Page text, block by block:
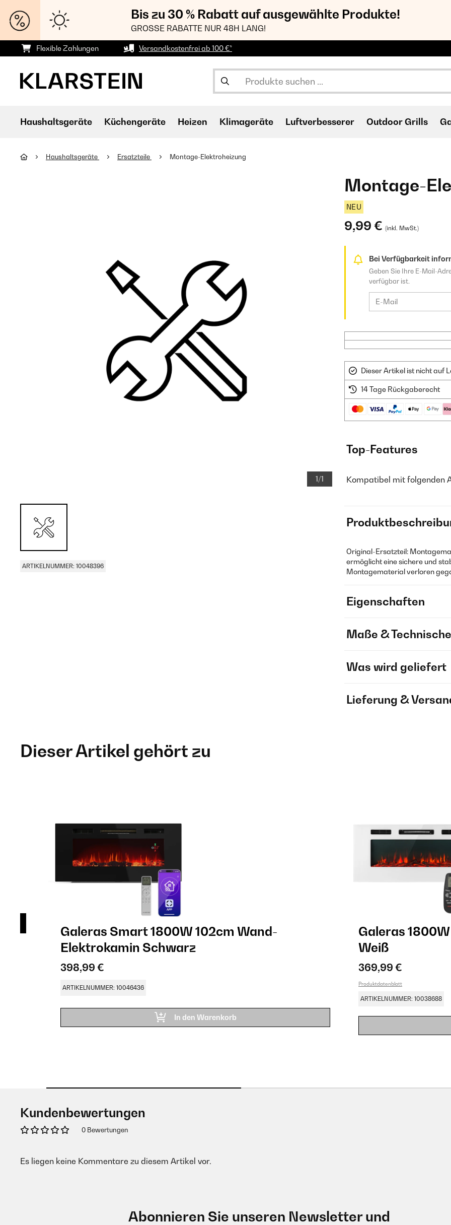
Bis zu 30 % Rabatt auf ausgewählte Produkte!
GROSSE RABATTE NUR 48H LANG!
Flexible Zahlungen Versandkostenfrei ab 100 €*
Haushaltsgeräte Küchengeräte Heizen Klimageräte Luftverbesserer Outdoor Grills
Haushaltsgeräte Ersatzteile Montage-Elektroheizung
1/1
ARTIKELNUMMER: 10048396
Montage-
NEU
9,99 € (inkl. MwSt.)
Bei Verfügbarkeit
Geben Sie Ihre E-Mail-
verfügbar ist.
Dieser Artikel ist nicht auf
14 Tage Rückgaberecht
Top-Features
Kompatibel mit folgenden
Original-Ersatzteil:
ermöglicht eine sichere und
Montagematerial verloren
Eigenschaften
Maße &
Was wird geliefert
Lieferung &
Dieser Artikel gehört zu
Galeras Smart 1800W 102cm Wand-
Elektrokamin​ Schwarz
398,99 €
ARTIKELNUMMER: 10046436
In den Warenkorb
Galeras
Weiß
369,99 €
Produktdatenblatt
ARTIKELNUMMER: 10038688
Kundenbewertungen
0 Bewertungen
Es liegen keine Kommentare zu diesem Artikel vor.
Abonnieren Sie unseren Newsletter und